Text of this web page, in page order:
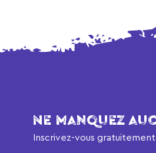
NE MANQUEZ
Inscrivez-vous